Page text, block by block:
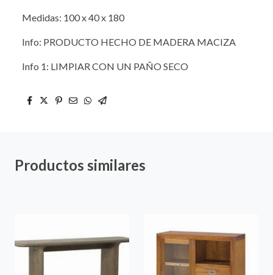
Medidas: 100 x 40 x 180
Info: PRODUCTO HECHO DE MADERA MACIZA
Info 1: LIMPIAR CON UN PAÑO SECO
Productos similares